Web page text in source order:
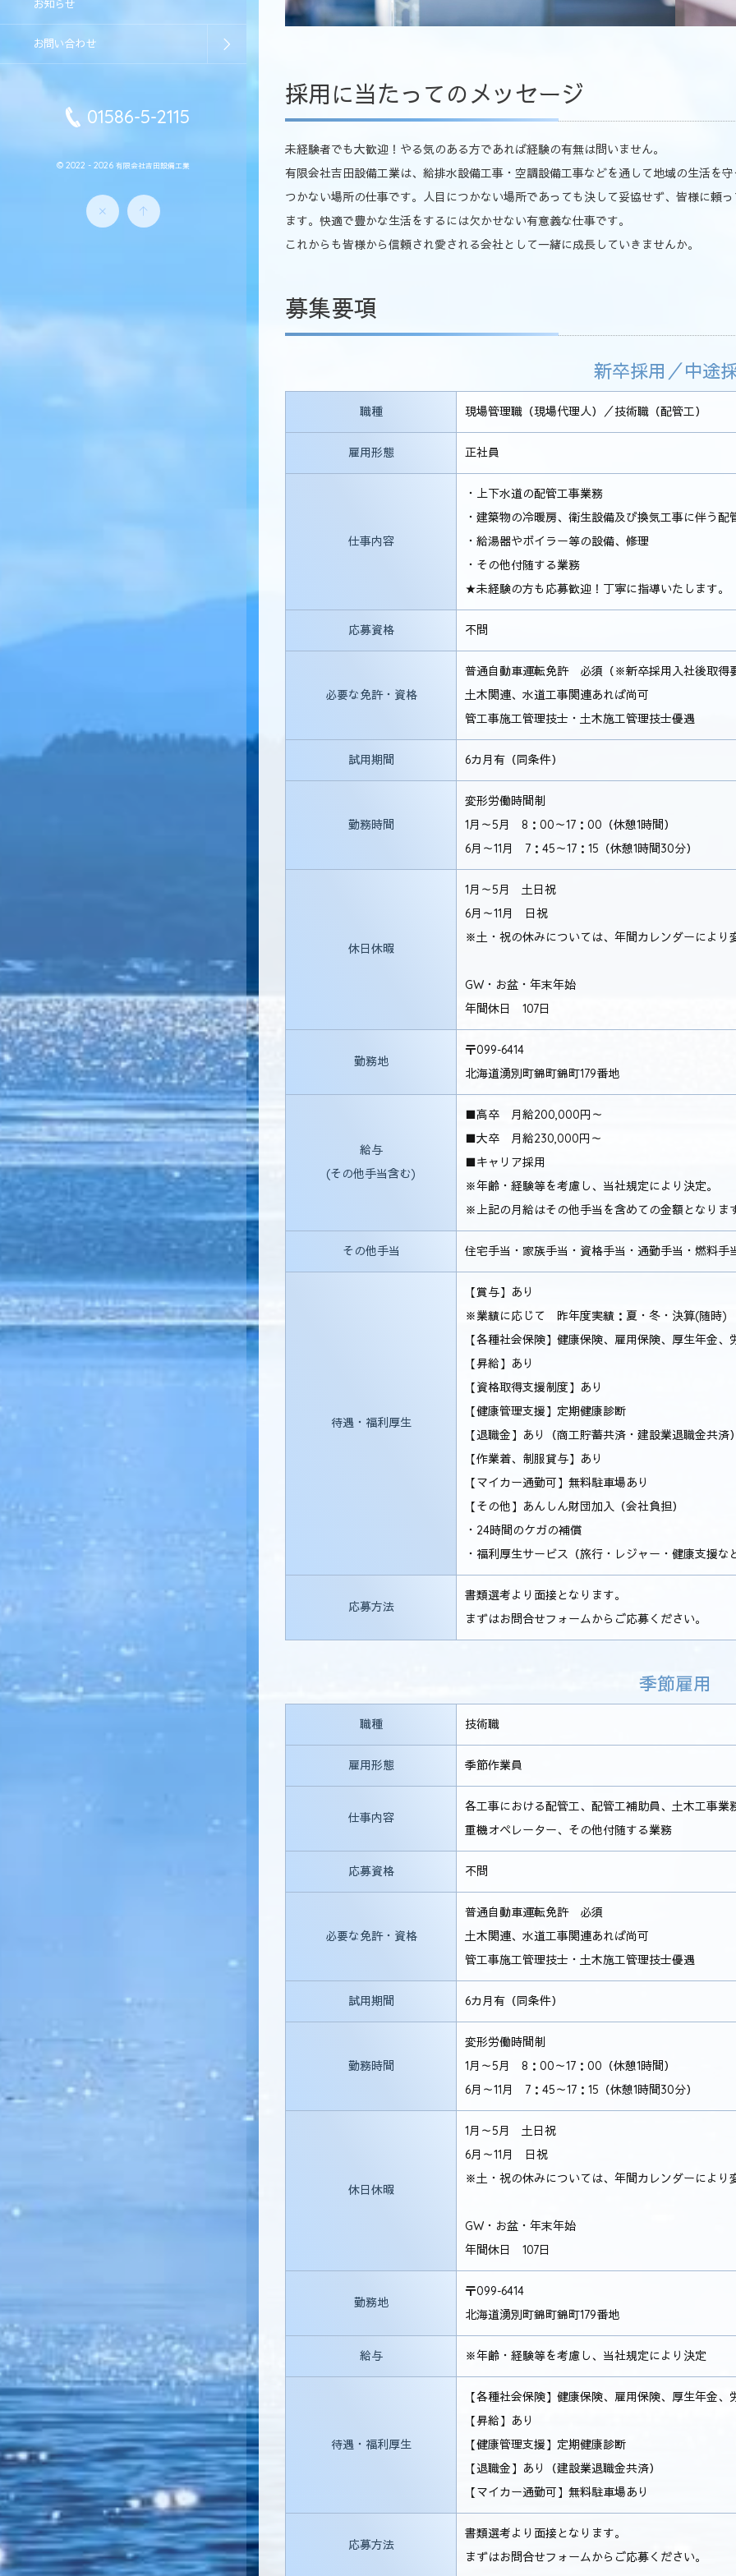
お知らせ
お問い合わせ
01586-5-2115
© 2022 - 2026 有限会社吉田設備工業
採用に当たってのメッセージ
未経験者でも大歓迎！やる気のある方であれば経験の有無は問いません。
有限会社吉田設備工業は、給排水設備工事・空調設備工事などを通して地域の生活を
つかない場所の仕事です。人目につかない場所であっても決して妥協せず、皆様に頼
ます。快適で豊かな生活をするには欠かせない有意義な仕事です。
これからも皆様から信頼され愛される会社として一緒に成長していきませんか。
募集要項
新卒採用／中途
職種 現場管理職（現場代理人）／技術職（配管工）
雇用形態 正社員
仕事内容
・上下水道の配管工事業務
・建築物の冷暖房、衛生設備及び換気工事に伴う
・給湯器やボイラー等の設備、修理
・その他付随する業務
★未経験の方も応募歓迎！丁寧に指導いたします。
応募資格 不問
必要な免許・資格
普通自動車運転免許 必須（※新卒採用入社後取得
土木関連、水道工事関連あれば尚可
管工事施工管理技士・土木施工管理技士優遇
試用期間 6カ月有（同条件）
勤務時間
変形労働時間制
1月～5月 8：00～17：00（休憩1時間）
6月～11月 7：45～17：15（休憩1時間30分）
休日休暇
1月～5月 土日祝
6月～11月 日祝
※土・祝の休みについては、年間カレンダーにより
GW・お盆・年末年始
年間休日 107日
勤務地
〒099-6414
北海道湧別町錦町錦町179番地
給与
(その他手当含む)
■高卒 月給200,000円～
■大卒 月給230,000円～
■キャリア採用
※年齢・経験等を考慮し、当社規定により決定。
※上記の月給はその他手当を含めての金額となりま
その他手当 住宅手当・家族手当・資格手当・通勤手当・燃料手
待遇・福利厚生
【賞与】あり
※業績に応じて 昨年度実績：夏・冬・決算(随時)
【各種社会保険】健康保険、雇用保険、厚生年金、
【昇給】あり
【資格取得支援制度】あり
【健康管理支援】定期健康診断
【退職金】あり（商工貯蓄共済・建設業退職金共済
【作業着、制服貸与】あり
【マイカー通勤可】無料駐車場あり
【その他】あんしん財団加入（会社負担）
・24時間のケガの補償
・福利厚生サービス（旅行・レジャー・健康支援な
応募方法
書類選考より面接となります。
まずはお問合せフォームからご応募ください。
季節雇用
職種 技術職
雇用形態 季節作業員
仕事内容
各工事における配管工、配管工補助員、土木工事業
重機オペレーター、その他付随する業務
応募資格 不問
必要な免許・資格
普通自動車運転免許 必須
土木関連、水道工事関連あれば尚可
管工事施工管理技士・土木施工管理技士優遇
試用期間 6カ月有（同条件）
勤務時間
変形労働時間制
1月～5月 8：00～17：00（休憩1時間）
6月～11月 7：45～17：15（休憩1時間30分）
休日休暇
1月～5月 土日祝
6月～11月 日祝
※土・祝の休みについては、年間カレンダーにより
GW・お盆・年末年始
年間休日 107日
勤務地
〒099-6414
北海道湧別町錦町錦町179番地
給与 ※年齢・経験等を考慮し、当社規定により決定
待遇・福利厚生
【各種社会保険】健康保険、雇用保険、厚生年金、
【昇給】あり
【健康管理支援】定期健康診断
【退職金】あり（建設業退職金共済）
【マイカー通勤可】無料駐車場あり
応募方法
書類選考より面接となります。
まずはお問合せフォームからご応募ください。